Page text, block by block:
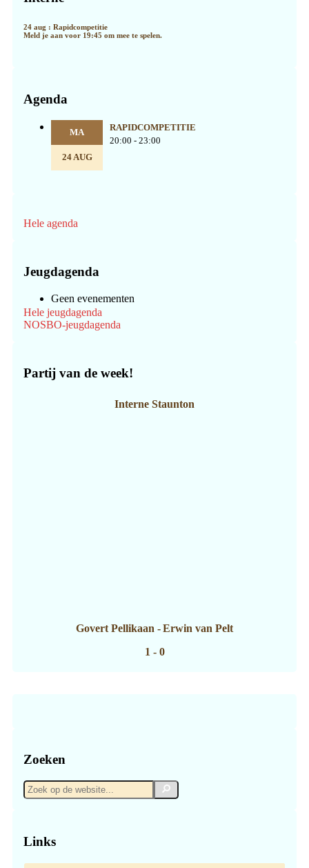
24 aug : Rapidcompetitie
Meld je aan voor 19:45 om mee te spelen.
Agenda
MA
24 AUG
RAPIDCOMPETITIE
20:00 - 23:00
Hele agenda
Jeugdagenda
Geen evenementen
Hele jeugdagenda
NOSBO-jeugdagenda
Partij van de week!
Interne Staunton
Govert Pellikaan - Erwin van Pelt
1 - 0
Zoeken
Zoek
op
Zoek
Links